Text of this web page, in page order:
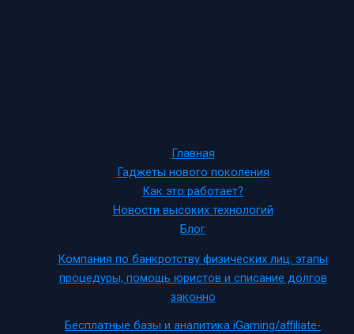
Главная
Гаджеты нового поколения
Как это работает?
Новости высоких технологий
Блог
Компания по банкротству физических лиц: этапы
процедуры, помощь юристов и списание долгов
законно
Бесплатные базы и аналитика iGaming/affiliate-